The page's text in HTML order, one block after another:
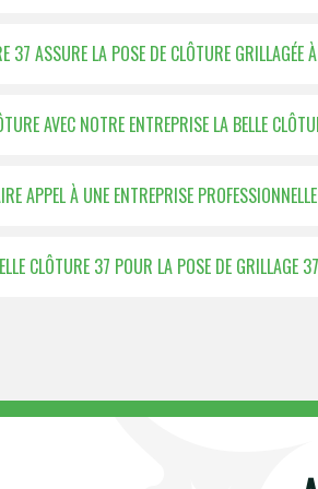
37 ASSURE LA POSE DE CLÔTURE GRILLAGÉE
AVEC NOTRE ENTREPRISE LA BELLE
APPEL À UNE ENTREPRISE
CLÔTURE 37 POUR LA POSE DE GRILLAGE